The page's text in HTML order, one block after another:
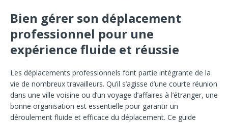
Bien gérer son déplacement
professionnel pour une
expérience fluide et réussie
Les déplacements professionnels font partie intégrante de la
vie de nombreux travailleurs. Qu’il s’agisse d’une courte réunion
dans une ville voisine ou d’un voyage d’affaires à l’étranger, une
bonne organisation est essentielle pour garantir un
déroulement fluide et efficace du déplacement. Ce guide